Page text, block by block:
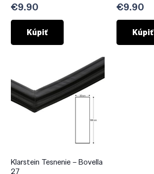
€9.90
Kúpiť
€9.90
Kúpiť
Klarstein Tesnenie – Bovella
27